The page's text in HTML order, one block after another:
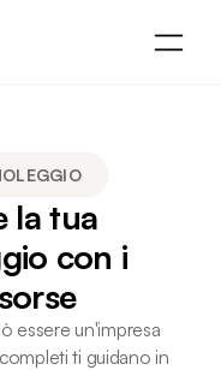
la tua
con i
essere un'impresa
ti guidano in